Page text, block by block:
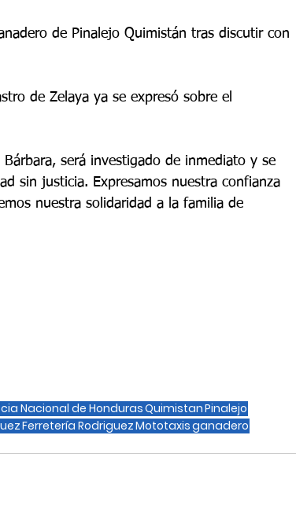
de Pinalejo Quimistán tras discutir con
de Zelaya ya se expresó sobre el
será investigado de inmediato y se
sin justicia. Expresamos nuestra confianza
nuestra solidaridad a la familia de
Nacional de HondurasQuimistanPinalejo
Ferretería RodriguezMototaxisganadero